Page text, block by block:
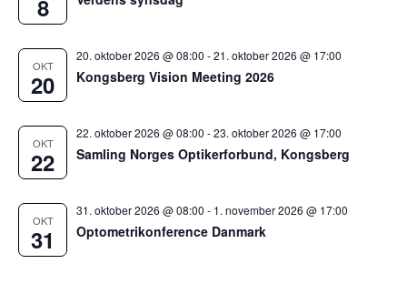
8
OKT
20
20. oktober 2026 @ 08:00 -21. oktober 2026 @ 17:00
Kongsberg Vision Meeting 2026
OKT
22
22. oktober 2026 @ 08:00 -23. oktober 2026 @ 17:00
Samling Norges Optikerforbund, Kongsberg
OKT
31
31. oktober 2026 @ 08:00 - 1. november 2026 @ 17:00
Optometrikonference Danmark